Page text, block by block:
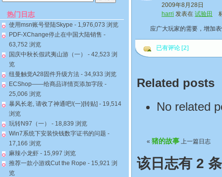
热门日志
使用msn账号登陆Skype - 1,976,073 浏览
PDF-XChange停止在中国大陆销售 -
63,752 浏览
国庆中秋长假武夷山游（一）
- 42,523 浏
览
纽曼触觉A28固件升级方法 - 34,933 浏览
ECShop——给商品详情页添加字段 -
25,006 浏览
暴风长老, 请收了神通吧!(一)[转贴] - 19,514
浏览
玩转N97（一）
- 18,839 浏览
Win7系统下安装快钱数字证书的问题 -
17,166 浏览
麻辣小龙虾 - 15,997 浏览
推荐一款小游戏Cut the Rope - 15,921 浏
览
2009年8月28日
harri 发表在 试验田
应广大玩家的需要，增加表
已有评论 [2]
Related posts
No related
« 猪的故事 上一篇日志
该日志有 2